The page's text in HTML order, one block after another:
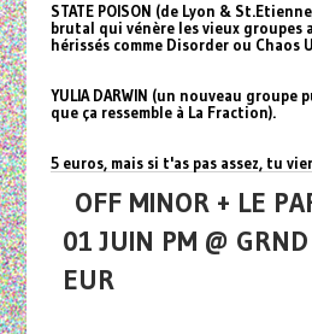
STATE POISON (de Lyon &
brutal qui vénère les vieux groupes
hérissés comme Disorder ou Chaos
YULIA DARWIN (un nouveau
que ça ressemble à La Fraction).
5 euros, mais si t'as pas assez, tu
OFF MINOR + LE
01 JUIN PM @
EUR